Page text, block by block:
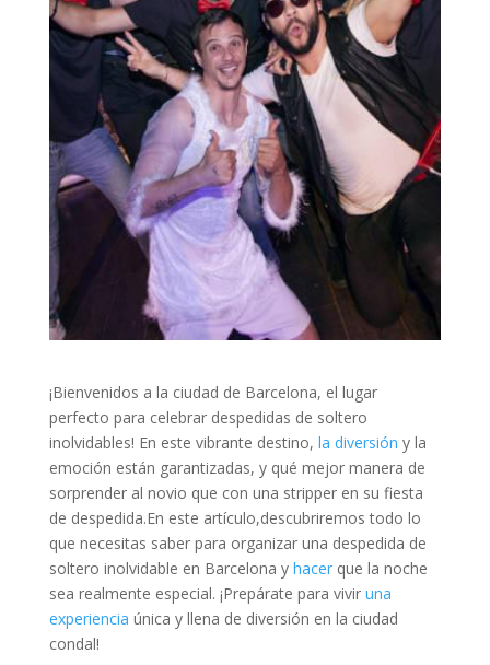
¡Bienvenidos a la⁣ ciudad de Barcelona, ​el lugar
‌perfecto para ⁤celebrar ⁢despedidas de soltero
inolvidables! En ‌este‌ vibrante⁤ destino, la diversión ⁢ y ⁤la
‌emoción ⁢están‍ garantizadas, ​y ‌qué mejor manera de
sorprender al novio ⁢que ⁣con ‌una stripper en su fiesta⁣
de despedida.En este‍ artículo,descubriremos todo lo
que⁣ necesitas⁣ saber para organizar una despedida de
soltero inolvidable en‍ Barcelona⁤ y ⁣ hacerque ​la noche
⁤sea realmente especial. ¡Prepárate para vivir una
experiencia ⁤ única y ⁢llena de diversión en la ciudad
‌condal!